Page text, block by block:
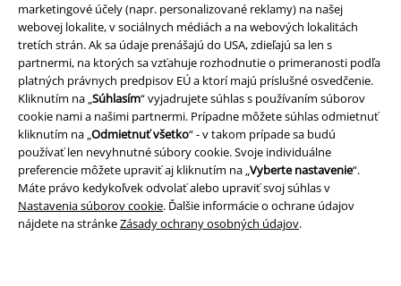
marketingové účely (napr. personalizované reklamy) na našej
webovej lokalite, v sociálnych médiách a na webových lokalitách
tretích strán. Ak sa údaje prenášajú do USA, zdieľajú sa len s
partnermi, na ktorých sa vzťahuje rozhodnutie o primeranosti podľa
platných právnych predpisov EÚ a ktorí majú príslušné osvedčenie.
Kliknutím na „Súhlasím“ vyjadrujete súhlas s používaním súborov
cookie nami a našimi partnermi. Prípadne môžete súhlas odmietnuť
kliknutím na „Odmietnuť všetko“ - v takom prípade sa budú
používať len nevyhnutné súbory cookie. Svoje individuálne
preferencie môžete upraviť aj kliknutím na „Vyberte nastavenie“.
Máte právo kedykoľvek odvolať alebo upraviť svoj súhlas v
Nastavenia súborov cookie. Ďalšie informácie o ochrane údajov
nájdete na stránkeZásady ochrany osobných údajov.
O EMP
Udržateľnosť